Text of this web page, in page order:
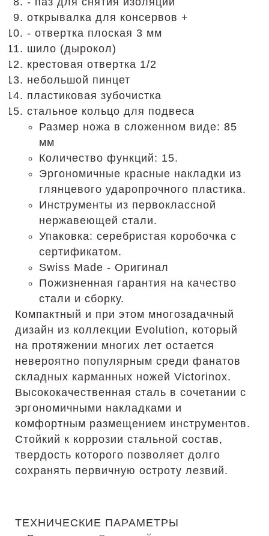
открывалка для консервов +
- отвертка плоская 3 мм
шило (дырокол)
крестовая отвертка 1/2
небольшой пинцет
пластиковая зубочистка
стальное кольцо для подвеса
Размер ножа в сложенном виде: 85
мм
Количество функций: 15.
Эргономичные красные накладки из
глянцевого ударопрочного пластика.
Инструменты из первоклассной
нержавеющей стали.
Упаковка: серебристая коробочка с
сертификатом.
Swiss Made - Оригинал
Пожизненная гарантия на качество
стали и сборку.
Компактный и при этом многозадачный
дизайн из коллекции Evolution, который
на протяжении многих лет остается
невероятно популярным среди фанатов
складных карманных ножей Victorinox.
Высококачественная сталь в сочетании с
эргономичными накладками и
комфортным размещением инструментов.
Стойкий к коррозии стальной состав,
твердость которого позволяет долго
сохранять первичную остроту лезвий.
ТЕХНИЧЕСКИЕ ПАРАМЕТРЫ